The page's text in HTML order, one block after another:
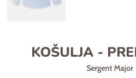
KOŠULJA -
Sergent Major